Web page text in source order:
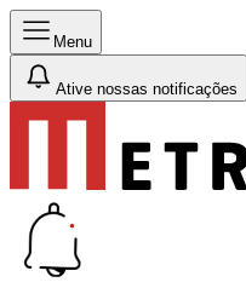
Menu
Ative nossas notificações